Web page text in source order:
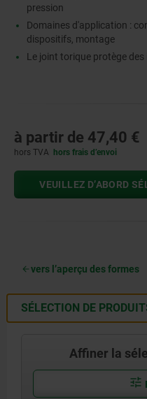
pression
Domaines d'application :
dispositifs, montage
Le joint torique protège
à partir de 47,40 €
hors TVA hors frais d’envoi
VEUILLEZ D’ABORD
vers l’aperçu des formes
SÉLECTION DE
Affiner la